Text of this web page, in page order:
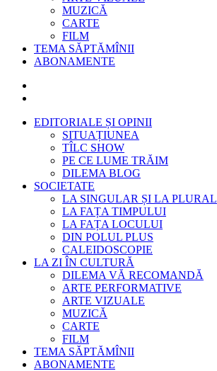
MUZICĂ
CARTE
FILM
TEMA SĂPTĂMÎNII
ABONAMENTE
EDITORIALE ȘI OPINII
SITUAȚIUNEA
TÎLC SHOW
PE CE LUME TRĂIM
DILEMA BLOG
SOCIETATE
LA SINGULAR ȘI LA PLURAL
LA FAȚA TIMPULUI
LA FAȚA LOCULUI
DIN POLUL PLUS
CALEIDOSCOPIE
LA ZI ÎN CULTURĂ
DILEMA VĂ RECOMANDĂ
ARTE PERFORMATIVE
ARTE VIZUALE
MUZICĂ
CARTE
FILM
TEMA SĂPTĂMÎNII
ABONAMENTE